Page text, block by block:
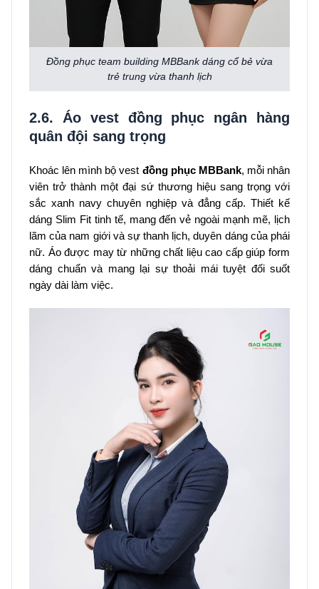
Đồng phục team building MBBank dáng cổ bẻ vừa
trẻ trung vừa thanh lịch
2.6. Áo vest đồng phục ngân hàng
quân đội sang trọng
Khoác lên mình bộ vest đồng phục MBBank, mỗi nhân
viên trở thành một đại sứ thương hiệu sang trọng với
sắc xanh navy chuyên nghiệp và đẳng cấp. Thiết kế
dáng Slim Fit tinh tế, mang đến vẻ ngoài mạnh mẽ, lịch
lãm của nam giới và sự thanh lịch, duyên dáng của phái
nữ. Áo được may từ những chất liệu cao cấp giúp form
dáng chuẩn và mang lại sự thoải mái tuyệt đối suốt
ngày dài làm việc.